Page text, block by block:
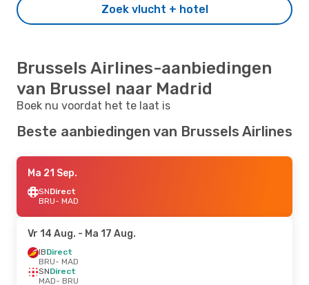
Zoek vlucht + hotel
Brussels Airlines-aanbiedingen
van Brussel naar Madrid
Boek nu voordat het te laat is
Beste aanbiedingen van Brussels Airlines
Ma 21 Sep.
SNDirect
BRU- MAD
Vr 14 Aug. - Ma 17 Aug.
IBDirect
BRU- MAD
SNDirect
MAD- BRU